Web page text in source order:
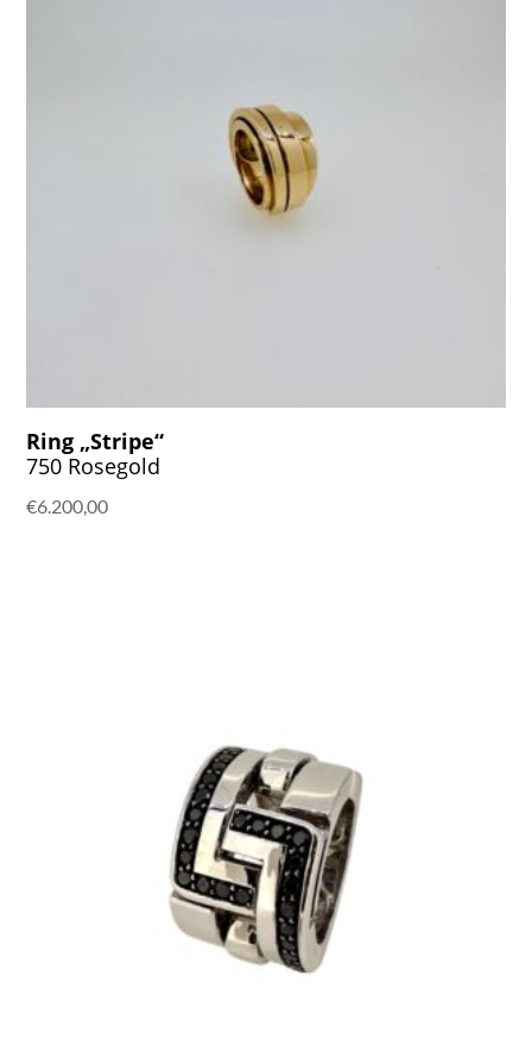
Ring „Stripe“
750 Rosegold
€6.200,00